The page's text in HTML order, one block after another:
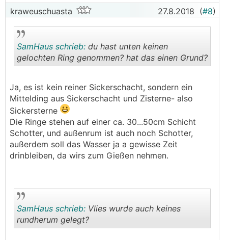
kraweuschuasta 27.8.2018 (#8)
..
SamHaus schrieb: du hast unten keinen
gelochten Ring genommen? hat das einen Grund?
Ja, es ist kein reiner Sickerschacht, sondern ein
Mittelding aus Sickerschacht und Zisterne- also
Sickersterne
Die Ringe stehen auf einer ca. 30...50cm Schicht
Schotter, und außenrum ist auch noch Schotter,
außerdem soll das Wasser ja a gewisse Zeit
drinbleiben, da wirs zum Gießen nehmen.
SamHaus schrieb: Vlies wurde auch keines
rundherum gelegt?